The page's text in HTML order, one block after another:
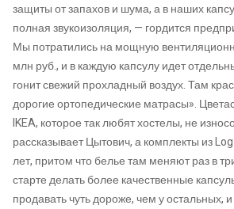
защиты от запахов и шума, а в наших
полная звукоизоляция, — гордится
Мы потратились на мощную
млн руб., и в каждую капсулу идет
гонит свежий прохладный воздух. Там
дорогие ортопедические матрасы».
IKEA, которое так любят хостелы, не
рассказывает Цытович, а комплекты из
лет, притом что белье там меняют раз в
старте делать более качественные
продавать чуть дороже, чем у остальных,